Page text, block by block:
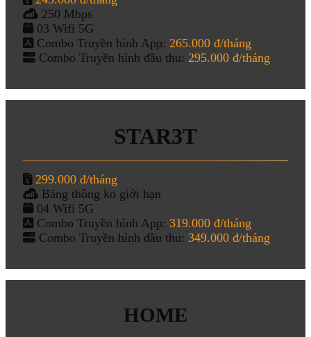
250 Mbps
03 Wifi 5G
Combo Truyền hình App: 265.000 đ/tháng
Combo Truyền hình đầu thu: 295.000 đ/tháng
STAR3T
299.000 đ/tháng
Băng thông ko giới hạn
04 Wifi 5G
Combo Truyền hình App: 319.000 đ/tháng
Combo Truyền hình đầu thu: 349.000 đ/tháng
HOME